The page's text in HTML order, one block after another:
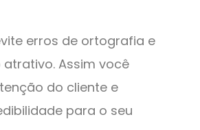
erros de ortografia e
Assim você
do cliente e
para o seu